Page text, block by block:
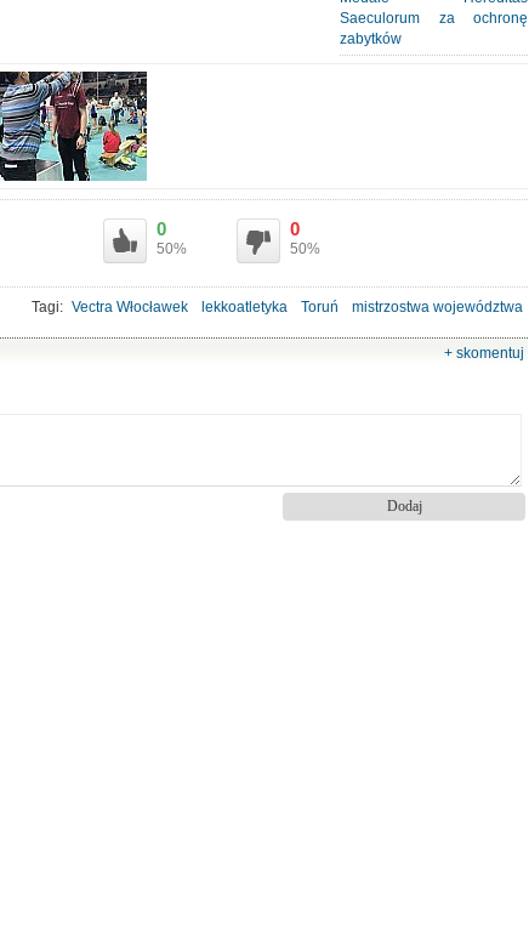
Saeculorum za ochronę
zabytków
0
50%
0
50%
Tagi: Vectra Włocławek lekkoatletyka Toruń
mistrzostwa województwa
+ skomentuj